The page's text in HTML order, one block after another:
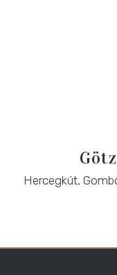
Hercegkút,